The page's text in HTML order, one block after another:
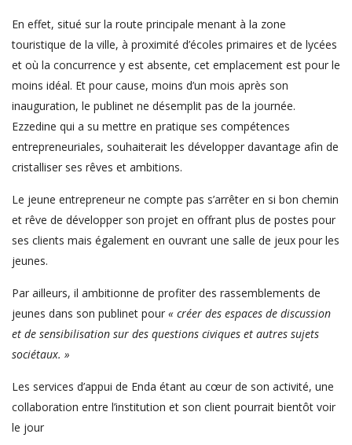
En effet, situé sur la route principale menant à la zone
touristique de la ville, à proximité d’écoles primaires et de lycées
et où la concurrence y est absente, cet emplacement est pour le
moins idéal. Et pour cause, moins d’un mois après son
inauguration, le publinet ne désemplit pas de la journée.
Ezzedine qui a su mettre en pratique ses compétences
entrepreneuriales, souhaiterait les développer davantage afin de
cristalliser ses rêves et ambitions.
Le jeune entrepreneur ne compte pas s’arrêter en si bon chemin
et rêve de développer son projet en offrant plus de postes pour
ses clients mais également en ouvrant une salle de jeux pour les
jeunes.
Par ailleurs, il ambitionne de profiter des rassemblements de
jeunes dans son publinet pour « créer des espaces de discussion
et de sensibilisation sur des questions civiques et autres sujets
sociétaux. »
Les services d’appui de Enda étant au cœur de son activité, une
collaboration entre l’institution et son client pourrait bientôt voir
le jour